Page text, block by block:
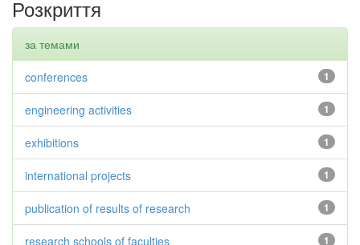
Розкриття
за темами
1
conferences
1
engineering activities
1
exhibitions
1
international projects
1
publication of results of research
1
research schools of faculties